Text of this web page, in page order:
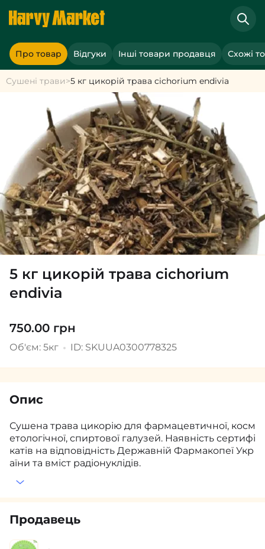
Сушені трави>5 кг цикорій трава cichorium endivia
Про товар Відгуки Інші товари продавця Схожі
5 кг цикорій трава cichorium
endivia
750.00 грн
Об'єм: 5кг ID: SKUUA0300778325
Опис
Сушена трава цикорію для фармацевтичної, косм
етологічної, спиртової галузей. Наявність сертифі
катів на відповідність Державній Фармакопеї Укр
аїни та вміст радіонуклідів.
Продавець